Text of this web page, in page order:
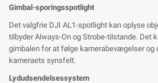
Gimbal-sporingsspotlight
Det valgfrie DJI AL1-spotlight kan oplyse
tilbyder Always-On og Strobe-tilstande. Det
gimbalen for at følge kamerabevægelser og
kameraets synsfelt.
Lydudsendelsessystem